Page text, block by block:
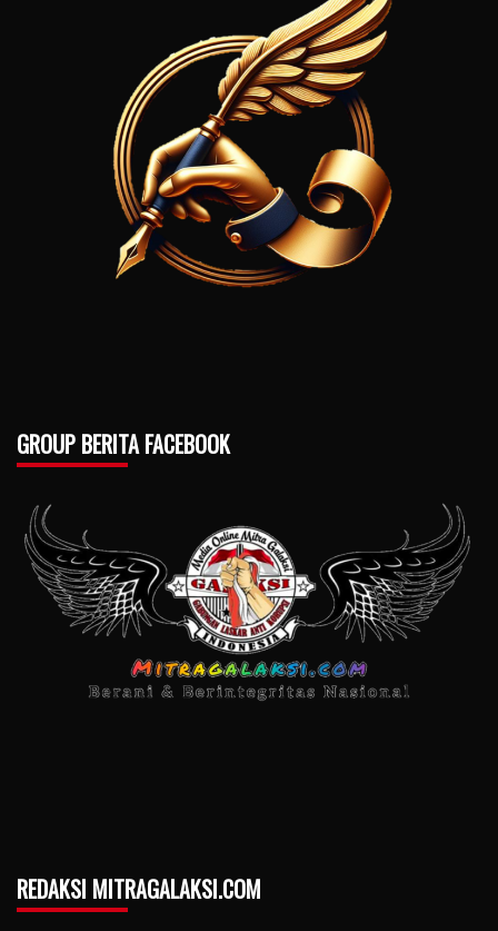
GROUP BERITA FACEBOOK
REDAKSI MITRAGALAKSI.COM